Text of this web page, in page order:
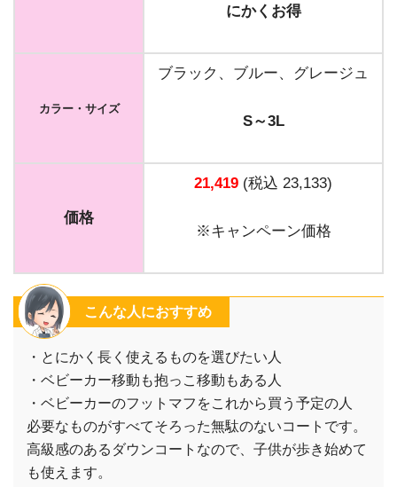
にかくお得
カラー・サイズ
ブラック、ブルー、グレージュ
S～3L
価格
21,419 (税込 23,133)
※キャンペーン価格
こんな人におすすめ
・とにかく長く使えるものを選びたい人
・ベビーカー移動も抱っこ移動もある人
・ベビーカーのフットマフをこれから買う予定の人
必要なものがすべてそろった無駄のないコートです。
高級感のあるダウンコートなので、子供が歩き始めて
も使えます。